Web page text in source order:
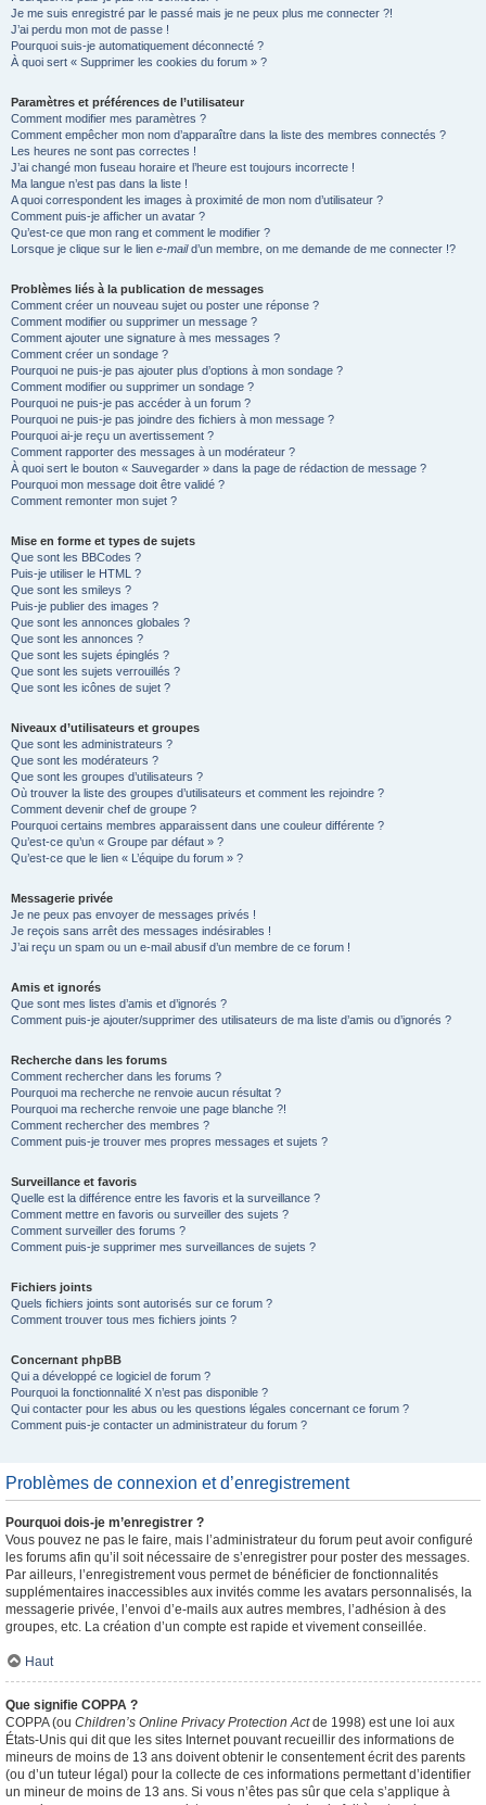
Je me suis enregistré par le passé mais je ne peux plus me connecter ?!
J’ai perdu mon mot de passe !
Pourquoi suis-je automatiquement déconnecté ?
À quoi sert « Supprimer les cookies du forum » ?
Paramètres et préférences de l’utilisateur
Comment modifier mes paramètres ?
Comment empêcher mon nom d’apparaître dans la liste des membres connectés ?
Les heures ne sont pas correctes !
J’ai changé mon fuseau horaire et l’heure est toujours incorrecte !
Ma langue n’est pas dans la liste !
A quoi correspondent les images à proximité de mon nom d’utilisateur ?
Comment puis-je afficher un avatar ?
Qu’est-ce que mon rang et comment le modifier ?
Lorsque je clique sur le lien e-maild’un membre, on me demande de me connecter !?
Problèmes liés à la publication de messages
Comment créer un nouveau sujet ou poster une réponse ?
Comment modifier ou supprimer un message ?
Comment ajouter une signature à mes messages ?
Comment créer un sondage ?
Pourquoi ne puis-je pas ajouter plus d’options à mon sondage ?
Comment modifier ou supprimer un sondage ?
Pourquoi ne puis-je pas accéder à un forum ?
Pourquoi ne puis-je pas joindre des fichiers à mon message ?
Pourquoi ai-je reçu un avertissement ?
Comment rapporter des messages à un modérateur ?
À quoi sert le bouton « Sauvegarder » dans la page de rédaction de message ?
Pourquoi mon message doit être validé ?
Comment remonter mon sujet ?
Mise en forme et types de sujets
Que sont les BBCodes ?
Puis-je utiliser le HTML ?
Que sont les smileys ?
Puis-je publier des images ?
Que sont les annonces globales ?
Que sont les annonces ?
Que sont les sujets épinglés ?
Que sont les sujets verrouillés ?
Que sont les icônes de sujet ?
Niveaux d’utilisateurs et groupes
Que sont les administrateurs ?
Que sont les modérateurs ?
Que sont les groupes d’utilisateurs ?
Où trouver la liste des groupes d’utilisateurs et comment les rejoindre ?
Comment devenir chef de groupe ?
Pourquoi certains membres apparaissent dans une couleur différente ?
Qu’est-ce qu’un « Groupe par défaut » ?
Qu’est-ce que le lien « L’équipe du forum » ?
Messagerie privée
Je ne peux pas envoyer de messages privés !
Je reçois sans arrêt des messages indésirables !
J’ai reçu un spam ou un e-mail abusif d’un membre de ce forum !
Amis et ignorés
Que sont mes listes d’amis et d’ignorés ?
Comment puis-je ajouter/supprimer des utilisateurs de ma liste d’amis ou d’ignorés ?
Recherche dans les forums
Comment rechercher dans les forums ?
Pourquoi ma recherche ne renvoie aucun résultat ?
Pourquoi ma recherche renvoie une page blanche ?!
Comment rechercher des membres ?
Comment puis-je trouver mes propres messages et sujets ?
Surveillance et favoris
Quelle est la différence entre les favoris et la surveillance ?
Comment mettre en favoris ou surveiller des sujets ?
Comment surveiller des forums ?
Comment puis-je supprimer mes surveillances de sujets ?
Fichiers joints
Quels fichiers joints sont autorisés sur ce forum ?
Comment trouver tous mes fichiers joints ?
Concernant phpBB
Qui a développé ce logiciel de forum ?
Pourquoi la fonctionnalité X n’est pas disponible ?
Qui contacter pour les abus ou les questions légales concernant ce forum ?
Comment puis-je contacter un administrateur du forum ?
Problèmes de connexion et d’enregistrement
Pourquoi dois-je m’enregistrer ?
Vous pouvez ne pas le faire, mais l’administrateur du forum peut avoir configuré
les forums afin qu’il soit nécessaire de s’enregistrer pour poster des messages.
Par ailleurs, l’enregistrement vous permet de bénéficier de fonctionnalités
supplémentaires inaccessibles aux invités comme les avatars personnalisés, la
messagerie privée, l’envoi d’e-mails aux autres membres, l’adhésion à des
groupes, etc. La création d’un compte est rapide et vivement conseillée.
Haut
Que signifie COPPA ?
COPPA (ou Children’s Online Privacy Protection Actde 1998) est une loi aux
États-Unis qui dit que les sites Internet pouvant recueillir des informations de
mineurs de moins de 13 ans doivent obtenir le consentement écrit des parents
(ou d’un tuteur légal) pour la collecte de ces informations permettant d’identifier
un mineur de moins de 13 ans. Si vous n’êtes pas sûr que cela s’applique à